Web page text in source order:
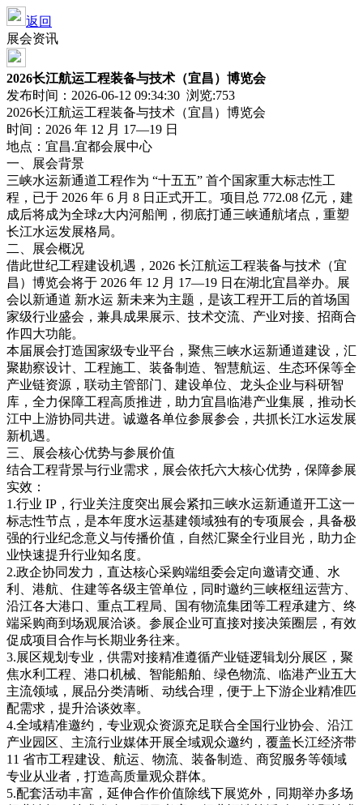
返回
展会资讯
2026长江航运工程装备与技术（宜昌）博览会
发布时间：2026-06-12 09:34:30 浏览:753
2026长江航运工程装备与技术（宜昌）博览会
时间：2026 年 12 月 17—19 日
地点：宜昌.宜都会展中心
一、展会背景
三峡水运新通道工程作为 “十五五” 首个国家重大标志性工
程，已于 2026 年 6 月 8 日正式开工。项目总 772.08 亿元，建
成后将成为全球z大内河船闸，彻底打通三峡通航堵点，重塑
长江水运发展格局。
二、展会概况
借此世纪工程建设机遇，2026 长江航运工程装备与技术（宜
昌）博览会将于 2026 年 12 月 17—19 日在湖北宜昌举办。展
会以新通道 新水运 新未来为主题，是该工程开工后的首场国
家级行业盛会，兼具成果展示、技术交流、产业对接、招商合
作四大功能。
本届展会打造国家级专业平台，聚焦三峡水运新通道建设，汇
聚勘察设计、工程施工、装备制造、智慧航运、生态环保等全
产业链资源，联动主管部门、建设单位、龙头企业与科研智
库，全力保障工程高质推进，助力宜昌临港产业集展，推动长
江中上游协同共进。诚邀各单位参展参会，共抓长江水运发展
新机遇。
三、展会核心优势与参展价值
结合工程背景与行业需求，展会依托六大核心优势，保障参展
实效：
1.行业 IP，行业关注度突出展会紧扣三峡水运新通道开工这一
标志性节点，是本年度水运基建领域独有的专项展会，具备极
强的行业纪念意义与传播价值，自然汇聚全行业目光，助力企
业快速提升行业知名度。
2.政企协同发力，直达核心采购端组委会定向邀请交通、水
利、港航、住建等各级主管单位，同时邀约三峡枢纽运营方、
沿江各大港口、重点工程局、国有物流集团等工程承建方、终
端采购商到场观展洽谈。参展企业可直接对接决策圈层，有效
促成项目合作与长期业务往来。
3.展区规划专业，供需对接精准遵循产业链逻辑划分展区，聚
焦水利工程、港口机械、智能船舶、绿色物流、临港产业五大
主流领域，展品分类清晰、动线合理，便于上下游企业精准匹
配需求，提升洽谈效率。
4.全域精准邀约，专业观众资源充足联合全国行业协会、沿江
产业园区、主流行业媒体开展全域观众邀约，覆盖长江经济带
11 省市工程建设、航运、物流、装备制造、商贸服务等领域
专业从业者，打造高质量观众群体。
5.配套活动丰富，延伸合作价值除线下展览外，同期举办多场